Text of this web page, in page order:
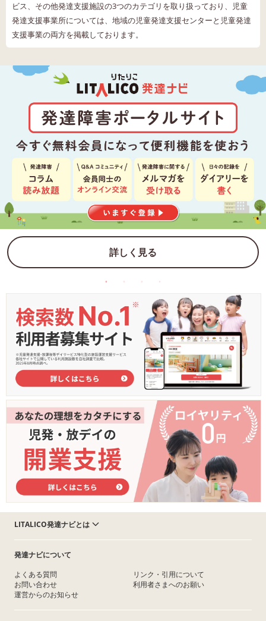
ビス、その他発達支援施設の3つのカテゴリを取り扱っており、児童
発達支援事業所については、地域の児童発達支援センターと児童発達
支援事業の両方を掲載しております。
詳しく見る
LITALICO発達ナビとは
発達ナビについて
よくある質問
お問い合わせ
運営からのお知らせ
リンク・引用について
利用者さまへのお願い